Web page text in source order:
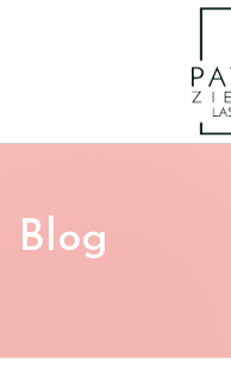
Blog